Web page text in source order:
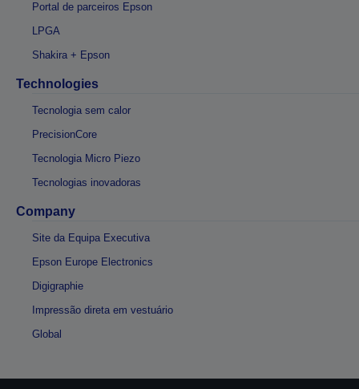
Portal de parceiros Epson
LPGA
Shakira + Epson
Technologies
Tecnologia sem calor
PrecisionCore
Tecnologia Micro Piezo
Tecnologias inovadoras
Company
Site da Equipa Executiva
Epson Europe Electronics
Digigraphie
Impressão direta em vestuário
Global